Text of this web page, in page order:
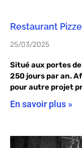
Restaurant
25/03/2025
Situé aux portes
250 jours par an.
pour autre projet
En savoir plus »